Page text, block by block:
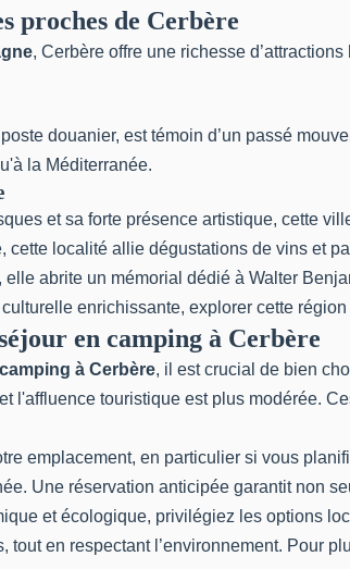
proches de Cerbère
, Cerbère offre une richesse d’attractions
douanier, est témoin d’un passé
la Méditerranée.
et sa forte présence artistique, cette
cette localité allie dégustations de vins et
abrite un mémorial dédié à Walter
enrichissante, explorer cette région
en camping à Cerbère
à Cerbère, il est crucial de bien
l'affluence touristique est plus modérée.
emplacement, en particulier si vous
Une réservation anticipée garantit non
et écologique, privilégiez les options
en respectant l’environnement. Pour